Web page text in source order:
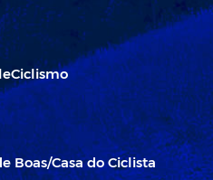
Boas/Casa do Ciclista